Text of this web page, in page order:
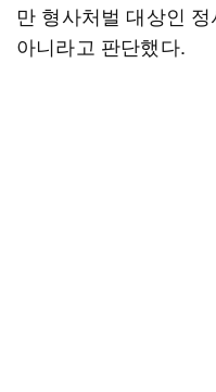
만 형사처벌 대상인
아니라고 판단했다.